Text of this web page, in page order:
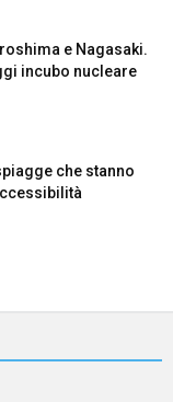
e Nagasaki.
incubo nucleare
che stanno